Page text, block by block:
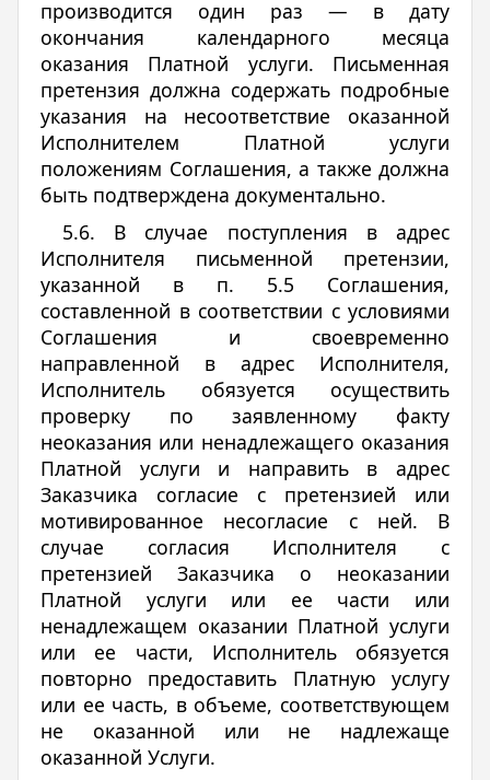
производится один раз — в дату
окончания календарного месяца
оказания Платной услуги. Письменная
претензия должна содержать подробные
указания на несоответствие оказанной
Исполнителем Платной услуги
положениям Соглашения, а также должна
быть подтверждена документально.
5.6. В случае поступления в адрес
Исполнителя письменной претензии,
указанной в п. 5.5 Соглашения,
составленной в соответствии с условиями
Соглашения и своевременно
направленной в адрес Исполнителя,
Исполнитель обязуется осуществить
проверку по заявленному факту
неоказания или ненадлежащего оказания
Платной услуги и направить в адрес
Заказчика согласие с претензией или
мотивированное несогласие с ней. В
случае согласия Исполнителя с
претензией Заказчика о неоказании
Платной услуги или ее части или
ненадлежащем оказании Платной услуги
или ее части, Исполнитель обязуется
повторно предоставить Платную услугу
или ее часть, в объеме, соответствующем
не оказанной или не надлежаще
оказанной Услуги.